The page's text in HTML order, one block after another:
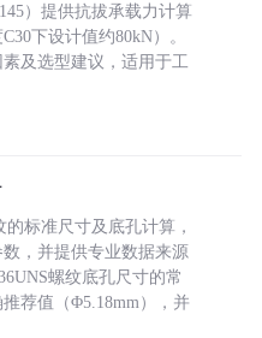
）提供抗拔承载力计算
下设计值约80kN）。
及选型建议，适用于工
标准尺寸及底孔计算，
，并提供专业数据来源
螺纹底孔尺寸的常
荐值（Φ5.18mm），并